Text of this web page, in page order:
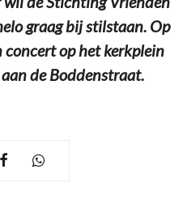
graag bij stilstaan. Op
concert op het kerkplein
de Boddenstraat.